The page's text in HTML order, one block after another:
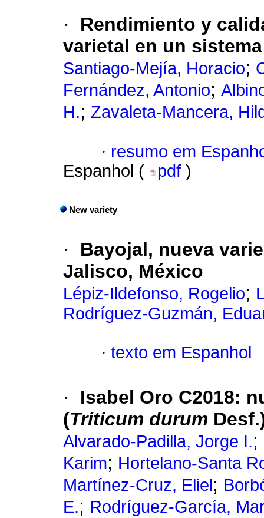
·
Rendimiento y
varietal en un
Santiago-Mejía, Horacio;
Fernández, Antonio;
H.; Zavaleta-Mancera,
· resumo em
Espanhol (
pdf )
New variety
·
Bayojal, nueva
Jalisco, México
Lépiz-Ildefonso, Rogelio;
Rodríguez-Guzmán,
· texto em Espanhol
·
Isabel Oro C2018:
(Triticum durum
Alvarado-Padilla, Jorge I.;
Karim; Hortelano-Santa
Martínez-Cruz, Eliel ;
E.; Rodríguez-García,